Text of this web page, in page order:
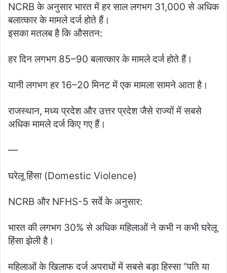
NCRB के अनुसार भारत में हर साल लगभग 31,000 से अधिक
बलात्कार के मामले दर्ज होते हैं।
इसका मतलब है कि औसतन:
हर दिन लगभग 85–90 बलात्कार के मामले दर्ज होते हैं।
यानी लगभग हर 16–20 मिनट में एक मामला सामने आता है।
राजस्थान, मध्य प्रदेश और उत्तर प्रदेश जैसे राज्यों में सबसे
अधिक मामले दर्ज किए गए हैं।
—
घरेलू हिंसा (Domestic Violence)
NCRB और NFHS-5 सर्वे के अनुसार:
भारत की लगभग 30% से अधिक महिलाओं ने कभी न कभी घरेलू
हिंसा झेली है।
महिलाओं के खिलाफ दर्ज अपराधों में सबसे बड़ा हिस्सा “पति या